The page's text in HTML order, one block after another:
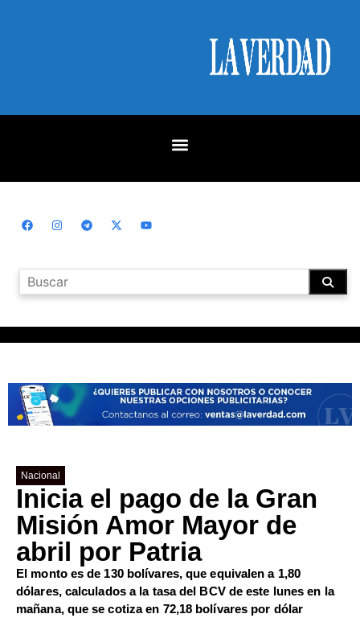
Nacional
Inicia el pago de la Gran
Misión Amor Mayor de
abril por Patria
El monto es de 130 bolívares, que equivalen a 1,80
dólares, calculados a la tasa del BCV de este lunes en la
mañana, que se cotiza en 72,18 bolívares por dólar